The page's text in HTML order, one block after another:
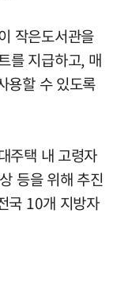
작은도서관을
를 지급하고, 매
용할 수 있도록
주택 내 고령자
등을 위해 추진
국 10개 지방자